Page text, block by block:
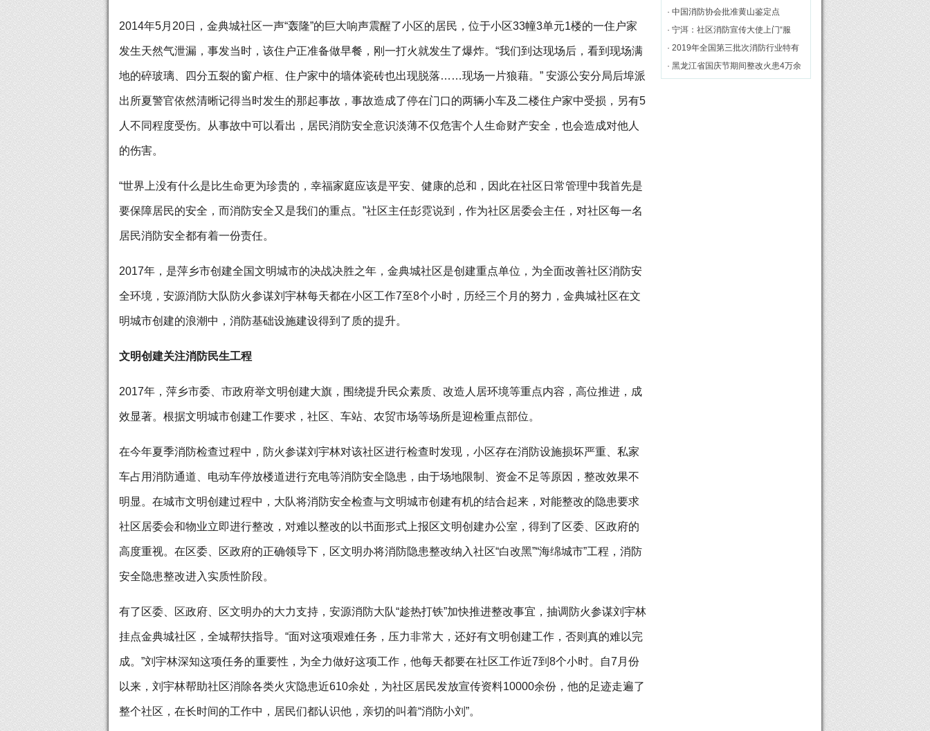
2014年5月20日，金典城社区一声“轰隆”的巨大响声震醒了小区的居民，位于小区33幢3单元1楼的一住户家
发生天然气泄漏，事发当时，该住户正准备做早餐，刚一打火就发生了爆炸。“我们到达现场后，看到现场满
地的碎玻璃、四分五裂的窗户框、住户家中的墙体瓷砖也出现脱落……现场一片狼藉。” 安源公安分局后埠派
出所夏警官依然清晰记得当时发生的那起事故，事故造成了停在门口的两辆小车及二楼住户家中受损，另有5
人不同程度受伤。从事故中可以看出，居民消防安全意识淡薄不仅危害个人生命财产安全，也会造成对他人
的伤害。
“世界上没有什么是比生命更为珍贵的，幸福家庭应该是平安、健康的总和，因此在社区日常管理中我首先是
要保障居民的安全，而消防安全又是我们的重点。”社区主任彭霓说到，作为社区居委会主任，对社区每一名
居民消防安全都有着一份责任。
2017年，是萍乡市创建全国文明城市的决战决胜之年，金典城社区是创建重点单位，为全面改善社区消防安
全环境，安源消防大队防火参谋刘宇林每天都在小区工作7至8个小时，历经三个月的努力，金典城社区在文
明城市创建的浪潮中，消防基础设施建设得到了质的提升。
文明创建关注消防民生工程
2017年，萍乡市委、市政府举文明创建大旗，围绕提升民众素质、改造人居环境等重点内容，高位推进，成
效显著。根据文明城市创建工作要求，社区、车站、农贸市场等场所是迎检重点部位。
在今年夏季消防检查过程中，防火参谋刘宇林对该社区进行检查时发现，小区存在消防设施损坏严重、私家
车占用消防通道、电动车停放楼道进行充电等消防安全隐患，由于场地限制、资金不足等原因，整改效果不
明显。在城市文明创建过程中，大队将消防安全检查与文明城市创建有机的结合起来，对能整改的隐患要求
社区居委会和物业立即进行整改，对难以整改的以书面形式上报区文明创建办公室，得到了区委、区政府的
高度重视。在区委、区政府的正确领导下，区文明办将消防隐患整改纳入社区“白改黑”“海绵城市”工程，消防
安全隐患整改进入实质性阶段。
有了区委、区政府、区文明办的大力支持，安源消防大队“趁热打铁”加快推进整改事宜，抽调防火参谋刘宇林
挂点金典城社区，全城帮扶指导。“面对这项艰难任务，压力非常大，还好有文明创建工作，否则真的难以完
成。”刘宇林深知这项任务的重要性，为全力做好这项工作，他每天都要在社区工作近7到8个小时。自7月份
以来，刘宇林帮助社区消除各类火灾隐患近610余处，为社区居民发放宣传资料10000余份，他的足迹走遍了
整个社区，在长时间的工作中，居民们都认识他，亲切的叫着“消防小刘”。
几点思考
· 中国消防协会批准黄山鉴定点
· 宁洱：社区消防宣传大使上门“服
务”[图]
· 2019年全国第三批次消防行业特有
工种职业技能鉴定理论统考在黄山市
· 黑龙江省国庆节期间整改火患4万余